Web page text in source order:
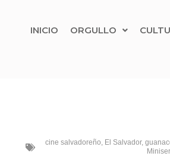
INICIO ORGULLO
cine salvadoreño, El Salvador,